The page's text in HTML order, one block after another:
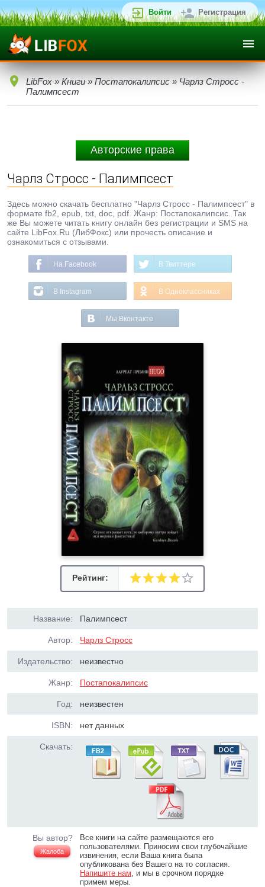
Войти Регистрация
LibFox » Книги » Постапокалипсис » Чарлз Стросс -
Палимпсест
Авторские права
Чарлз Стросс - Палимпсест
Здесь можно скачать бесплатно "Чарлз Стросс - Палимпсест" в
формате fb2, epub, txt, doc, pdf. Жанр: Постапокалипсис. Так
же Вы можете читать книгу онлайн без регистрации и SMS на
сайте LibFox.Ru (ЛибФокс) или прочесть описание и
ознакомиться с отзывами.
На Facebook В Твиттере
В Instagram В Одноклассниках
Мы Вконтакте
Рейтинг:
Название: Палимпсест
Автор: Чарлз Стросс
Издательство: неизвестно
Жанр: Постапокалипсис
Год: неизвестен
ISBN: нет данных
Скачать:
Вы автор?
Жалоба
Все книги на сайте размещаются его
пользователями. Приносим свои глубочайшие
извинения, если Ваша книга была
опубликована без Вашего на то согласия.
Напишите нам, и мы в срочном порядке
примем меры.